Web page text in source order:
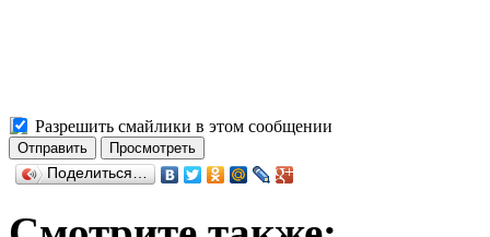
Разрешить смайлики в этом сообщении
Поделиться…